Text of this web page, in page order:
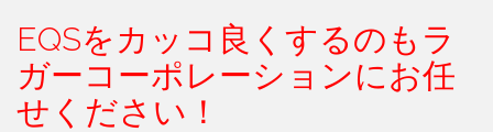
EQSをカッコ良くするのもラ
ガーコーポレーションにお任
せください！